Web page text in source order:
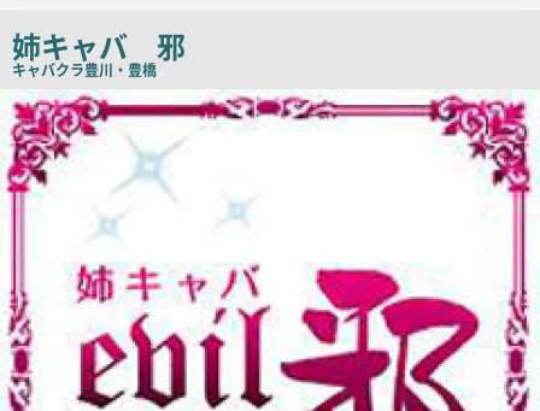
コ
ピ
ー
姉キャバ 邪
キャバクラ豊川・豊橋
店
舗
PR
画
像